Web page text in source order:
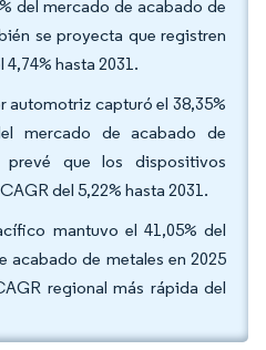
del mercado de acabado de
se proyecta que registren
hasta 2031.
automotriz capturó el 38,35%
mercado de acabado de
prevé que los dispositivos
del 5,22% hasta 2031.
mantuvo el 41,05% del
acabado de metales en 2025
regional más rápida del